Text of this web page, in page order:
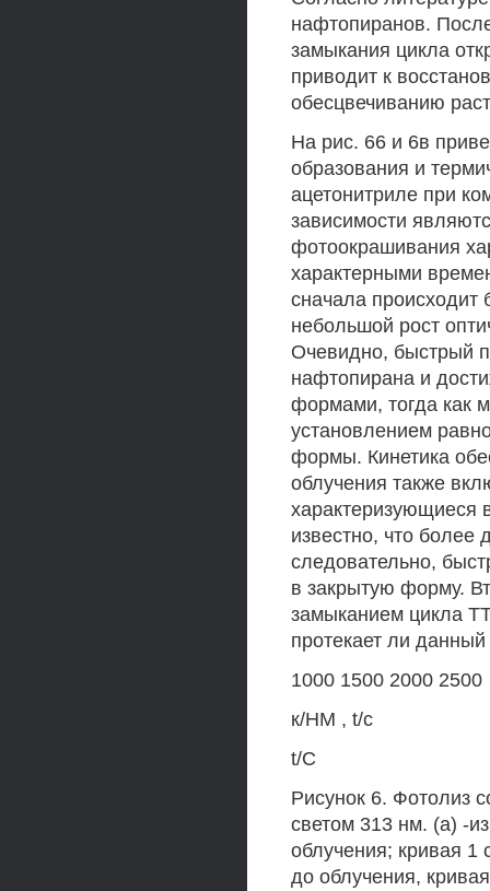
нафтопиранов.
замыкания цикла
приводит к
обесцвечиванию
На рис. 66 и 6в
образования и
ацетонитриле при
зависимости
фотоокрашивания
характерными
сначала
небольшой рост
Очевидно, быстрый
нафтопирана и
формами, тогда как
установлением
формы. Кинетика
облучения также
характеризующиеся
известно, что
следовательно,
в закрытую форму.
замыканием цикла
протекает ли
1000 1500 2000 2500
к/НМ , t/c
t/C
Рисунок 6. Фотолиз
светом 313 нм. (а) -
облучения; кривая 1
до облучения,